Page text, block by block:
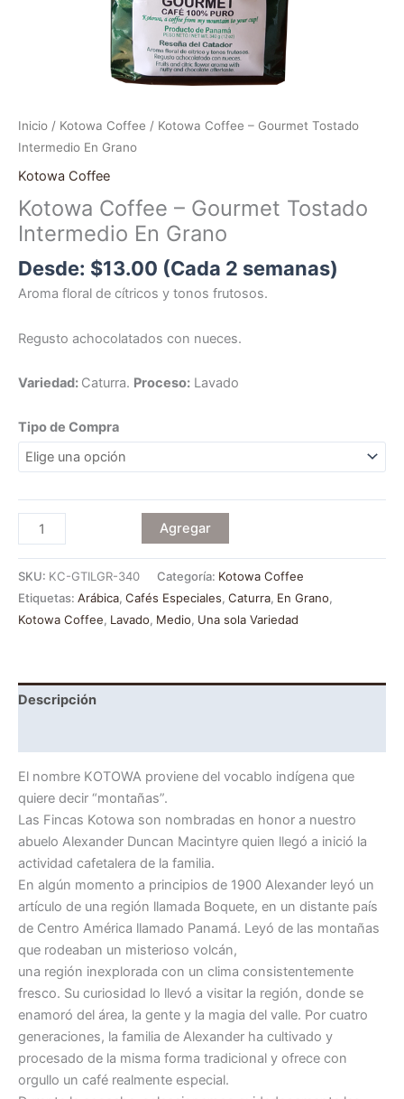
Inicio / Kotowa Coffee / Kotowa Coffee – Gourmet Tostado
Intermedio En Grano
Kotowa Coffee
Kotowa Coffee – Gourmet Tostado
Intermedio En Grano
Desde: $13.00 (Cada 2 semanas)
Aroma floral de cítricos y tonos frutosos.
Regusto achocolatados con nueces.
Variedad: Caturra. Proceso: Lavado
Tipo de Compra
Agregar
SKU: KC-GTILGR-340 Categoría: Kotowa Coffee
Etiquetas: Arábica, Cafés Especiales, Caturra, En Grano,
Kotowa Coffee, Lavado, Medio, Una sola Variedad
Descripción
El nombre KOTOWA proviene del vocablo indígena que
quiere decir “montañas”.
Las Fincas Kotowa son nombradas en honor a nuestro
abuelo Alexander Duncan Macintyre quien llegó a inició la
actividad cafetalera de la familia.
En algún momento a principios de 1900 Alexander leyó un
artículo de una región llamada Boquete, en un distante país
de Centro América llamado Panamá. Leyó de las montañas
que rodeaban un misterioso volcán,
una región inexplorada con un clima consistentemente
fresco. Su curiosidad lo llevó a visitar la región, donde se
enamoró del área, la gente y la magia del valle. Por cuatro
generaciones, la familia de Alexander ha cultivado y
procesado de la misma forma tradicional y ofrece con
orgullo un café realmente especial.